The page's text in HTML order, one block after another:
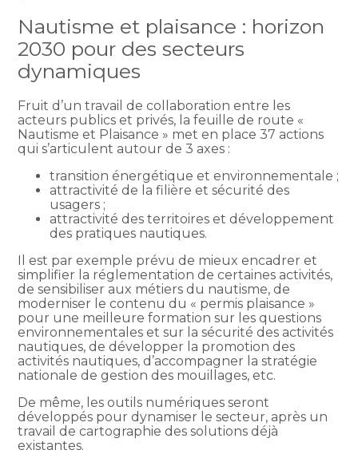
Nautisme et plaisance : horizon
2030 pour des secteurs
dynamiques
Fruit d’un travail de collaboration entre les
acteurs publics et privés, la feuille de route «
Nautisme et Plaisance » met en place 37 actions
qui s’articulent autour de 3 axes :
transition énergétique et environnementale ;
attractivité de la filière et sécurité des
usagers ;
attractivité des territoires et développement
des pratiques nautiques.
Il est par exemple prévu de mieux encadrer et
simplifier la réglementation de certaines activités,
de sensibiliser aux métiers du nautisme, de
moderniser le contenu du « permis plaisance »
pour une meilleure formation sur les questions
environnementales et sur la sécurité des activités
nautiques, de développer la promotion des
activités nautiques, d’accompagner la stratégie
nationale de gestion des mouillages, etc.
De même, les outils numériques seront
développés pour dynamiser le secteur, après un
travail de cartographie des solutions déjà
existantes.